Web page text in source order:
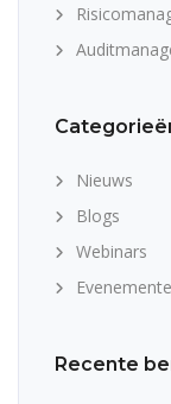
Nieuws
Blogs
Webinars
Recente